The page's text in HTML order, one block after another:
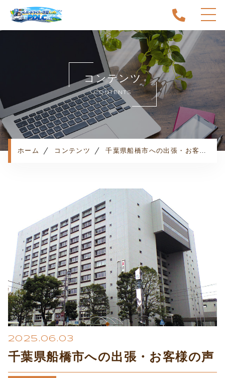
ホーム
当スクールについて
キャンペーン
料金表・コース
出張エリア
予約状況
コンテンツ
利用規約
プライバシーポリシー
コンテンツ
CONTENTS
ホーム コンテンツ 千葉県船橋市への出張・お客様の声
2025.06.03
千葉県船橋市への出張・お客様の声